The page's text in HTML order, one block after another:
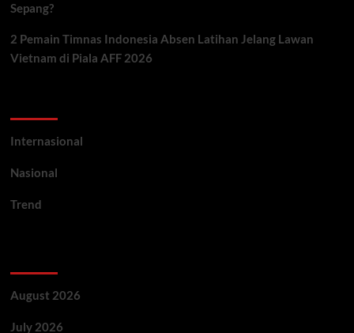
Sepang?
2 Pemain Timnas Indonesia Absen Latihan Jelang Lawan
Vietnam di Piala AFF 2026
Internasional
Nasional
Trend
August 2026
July 2026